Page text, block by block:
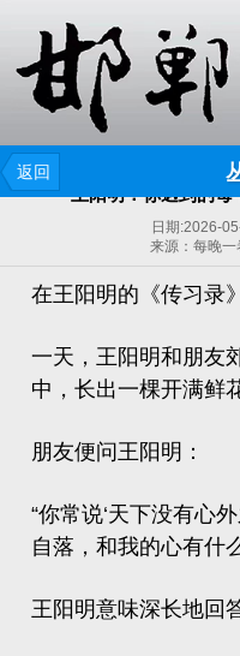
返回
王阳明：你遇到的每
日期:2026-
来源：每晚
在王阳明的 《传习录》
一天，王阳明和朋友
中，长出一棵开满鲜
朋友便问王阳明：
“你常说‘天下没有心
自落，和我的心有什
王阳明意味深长地回